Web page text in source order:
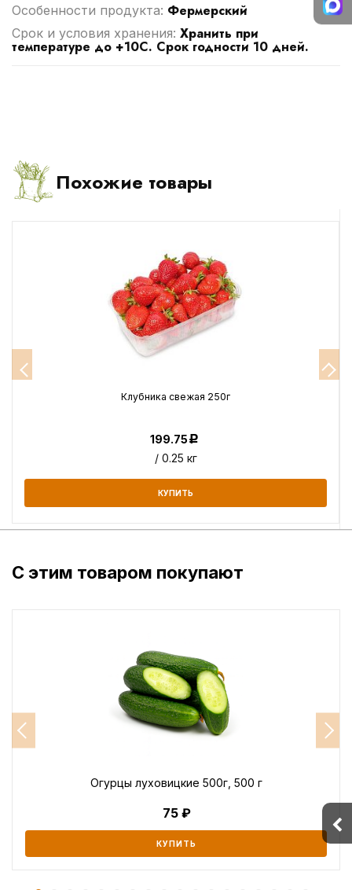
Особенности продукта: Фермерский
Срок и условия хранения: Хранить при
температуре до +10C. Срок годности 10 дней.
Похожие товары
Клубника свежая 250г
199.75Р
/ 0.25 кг
КУПИТЬ
С этим товаром покупают
Огурцы луховицкие 500г, 500 г
75
КУПИТЬ